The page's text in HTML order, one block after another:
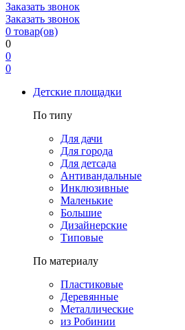
Заказать звонок
Заказать звонок
0 товар(ов)
0
0
0
Детские площадки
По типу
Для дачи
Для города
Для детсада
Антивандальные
Инклюзивные
Маленькие
Большие
Дизайнерские
Типовые
По материалу
Пластиковые
Деревянные
Металлические
из Робинии